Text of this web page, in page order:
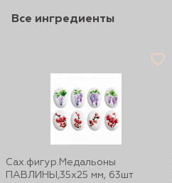
Все ингредиенты
Сах.фигур.Медальоны
ПАВЛИНЫ,35х25 мм, 63шт